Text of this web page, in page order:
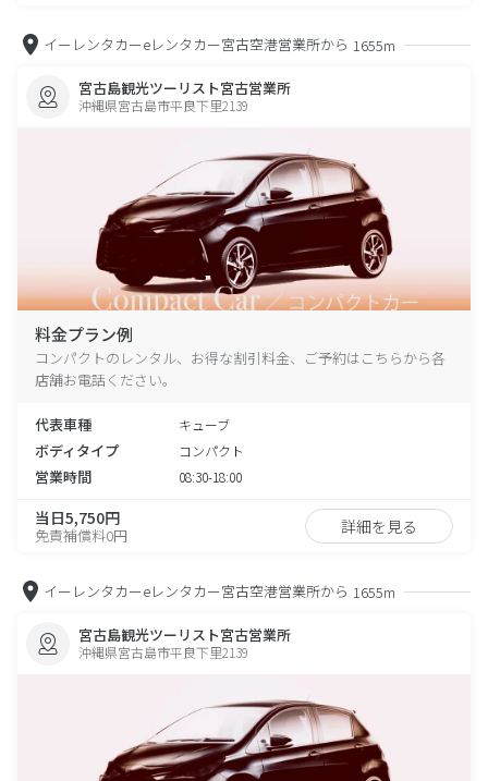
イーレンタカーeレンタカー宮古空港営業所から 1655m
宮古島観光ツーリスト宮古営業所
沖縄県宮古島市平良下里2139
料金プラン例
コンパクトのレンタル、お得な割引料金、ご予約はこちらから各
店舗お電話ください。
代表車種 キューブ
ボディタイプ コンパクト
営業時間 08:30-18:00
当日5,750円
免責補償料0円 詳細を見る
イーレンタカーeレンタカー宮古空港営業所から 1655m
宮古島観光ツーリスト宮古営業所
沖縄県宮古島市平良下里2139